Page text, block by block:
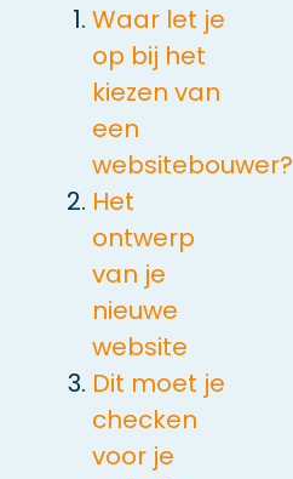
Waar let je
op bij het
kiezen van
een
websitebouwer?
Het
ontwerp
van je
nieuwe
website
Dit moet je
checken
voor je